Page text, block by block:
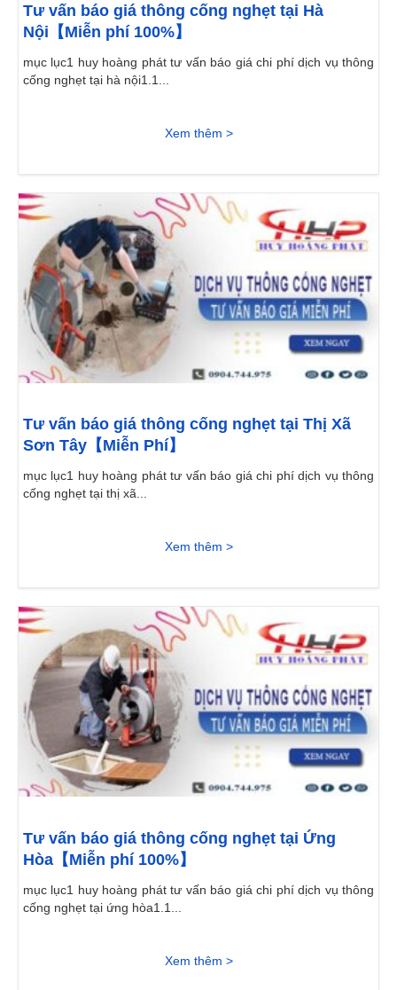
Tư vấn báo giá thông cống nghẹt tại Hà
Nội【Miễn phí 100%】
mục lục1 huy hoàng phát tư vấn báo giá chi phí dịch vụ thông
cống nghẹt tại hà nội1.1...
Xem thêm >
Tư vấn báo giá thông cống nghẹt tại Thị Xã
Sơn Tây【Miễn Phí】
mục lục1 huy hoàng phát tư vấn báo giá chi phí dịch vụ thông
cống nghẹt tại thị xã...
Xem thêm >
Tư vấn báo giá thông cống nghẹt tại Ứng
Hòa【Miễn phí 100%】
mục lục1 huy hoàng phát tư vấn báo giá chi phí dịch vụ thông
cống nghẹt tại ứng hòa1.1...
Xem thêm >